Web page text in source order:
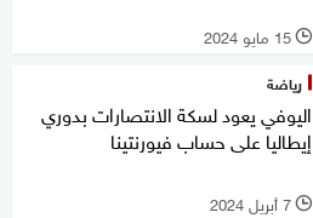
l 15 مايو 2024
رياضة
اليوفي يعود لسكة الانتصارات بدوري
إيطاليا على حساب فيورنتينا
l 7 أبريل 2024